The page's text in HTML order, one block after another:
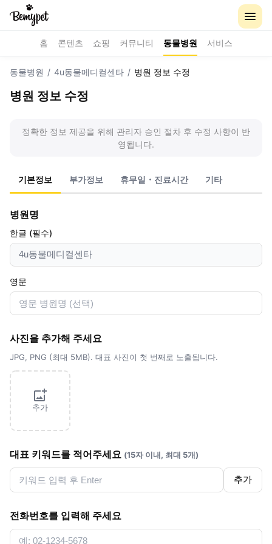
홈 콘텐츠 쇼핑 커뮤니티 동물병원 서비스
동물병원 / 4u동물메디컬센타 / 병원 정보 수정
병원 정보 수정
정확한 정보 제공을 위해 관리자 승인 절차 후 수정 사항이 반
영됩니다.
기본정보 부가정보 휴무일・진료시간 기타
병원명
한글 (필수)
영문
사진을 추가해 주세요
JPG, PNG (최대 5MB). 대표 사진이 첫 번째로 노출됩니다.
추가
대표 키워드를 적어주세요 (15자 이내, 최대 5개)
추가
전화번호를 입력해 주세요